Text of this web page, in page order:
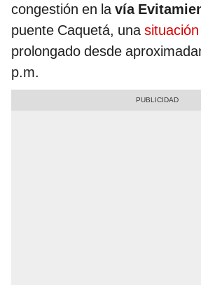
congestión en lavía
puente Caquetá, unasituación
prolongado desde
p.m.